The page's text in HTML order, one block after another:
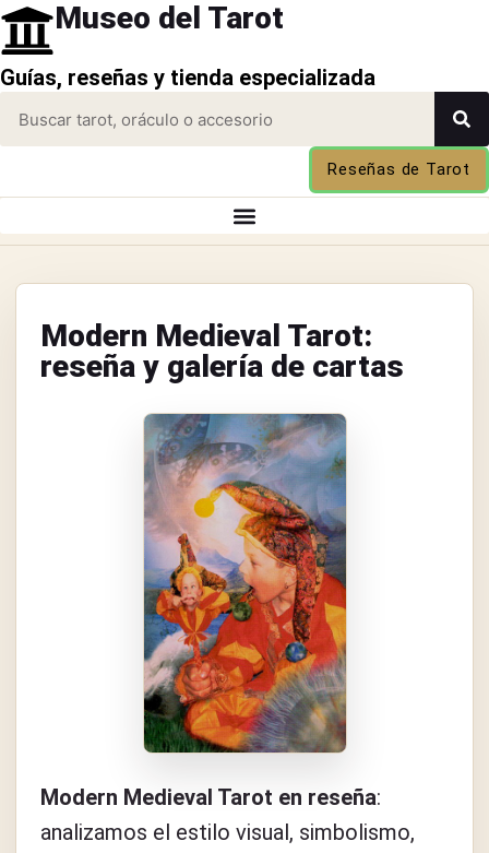
Museo del Tarot
Guías, reseñas y tienda especializada
Reseñas de Tarot
Modern Medieval Tarot:
reseña y galería de cartas
Modern Medieval Tarot en reseña:
analizamos el estilo visual, simbolismo,